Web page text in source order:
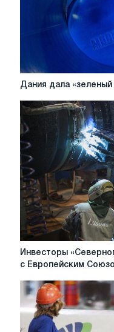
Дания
«зеленый
свет»
Северному
потоку-2
Дания дала
Инвесторы
«Северного
2»
будут
судиться
Инвесторы
с Европейским